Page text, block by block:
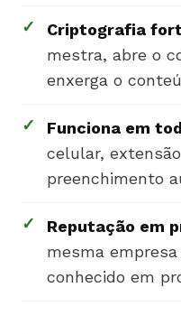
✓ Criptografia
mestra, abre o
enxerga o
✓ Funciona em
celular,
preenchimento
✓ Reputação em
mesma
conhecido em